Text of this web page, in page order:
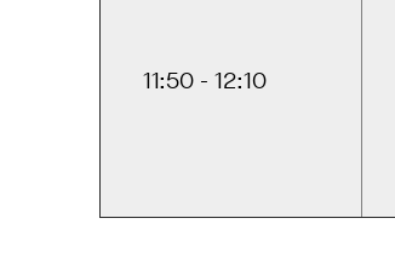
11:50 - 12:10